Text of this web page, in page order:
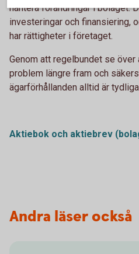
hantera förändringar i bolaget.
investeringar och finansiering,
har rättigheter i företaget.
Genom att regelbundet se över
problem längre fram och
ägarförhållanden alltid är
Aktiebok och aktiebrev
Andra läser också